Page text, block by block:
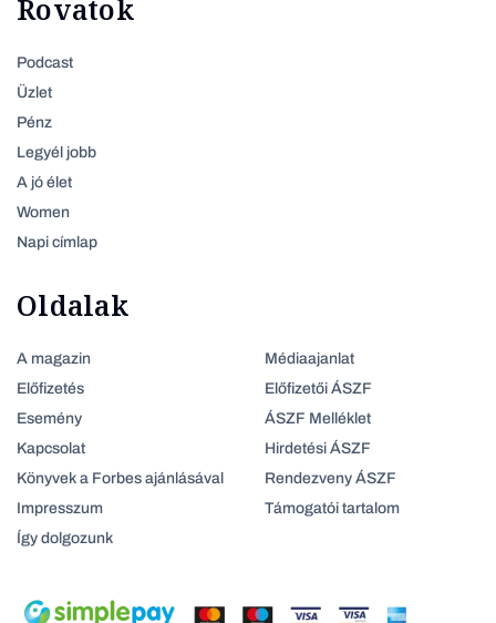
Rovatok
Podcast
Üzlet
Pénz
Legyél jobb
A jó élet
Women
Napi címlap
Oldalak
A magazin
Előfizetés
Esemény
Kapcsolat
Könyvek a Forbes ajánlásával
Impresszum
Így dolgozunk
Médiaajanlat
Előfizetői ÁSZF
ÁSZF Melléklet
Hirdetési ÁSZF
Rendezveny ÁSZF
Támogatói tartalom